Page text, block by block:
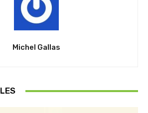
Michel Gallas